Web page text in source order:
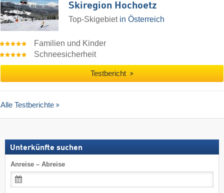
Skiregion Hochoetz
Top-Skigebiet in Österreich
Familien und Kinder
Schneesicherheit
Testbericht
Alle Testberichte
Unterkünfte suchen
Anreise – Abreise